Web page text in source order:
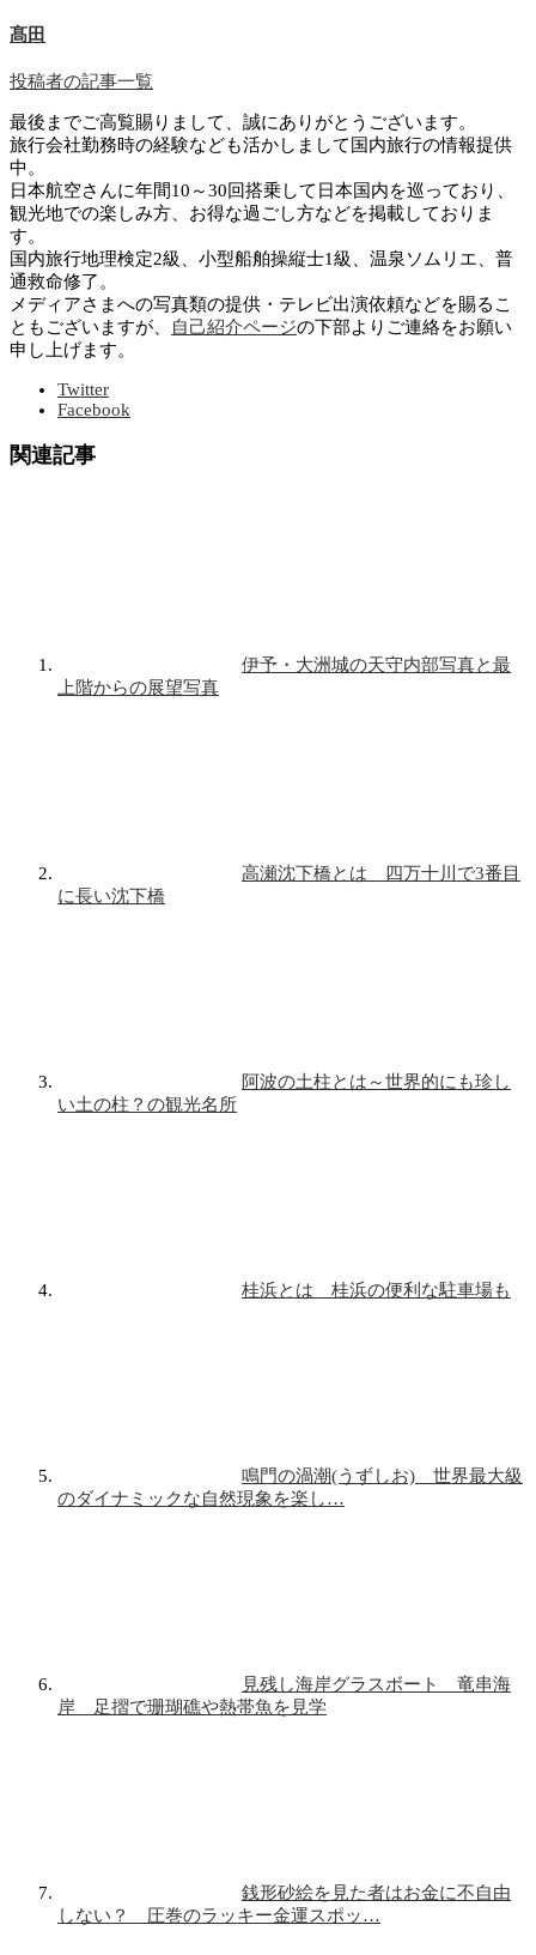
髙田
投稿者の記事一覧
最後までご高覧賜りまして、誠にありがとうございます。
旅行会社勤務時の経験なども活かしまして国内旅行の情報提供
中。
日本航空さんに年間10～30回搭乗して日本国内を巡っており、
観光地での楽しみ方、お得な過ごし方などを掲載しておりま
す。
国内旅行地理検定2級、小型船舶操縦士1級、温泉ソムリエ、普
通救命修了。
メディアさまへの写真類の提供・テレビ出演依頼などを賜るこ
ともございますが、
自己紹介ページの下部よりご連絡をお願い
申し上げます。
Twitter
Facebook
関連記事
伊予・大洲城の天守内部写真と最
上階からの展望写真
高瀬沈下橋とは 四万十川で3番目
に長い沈下橋
阿波の土柱とは～世界的にも珍し
い土の柱？の観光名所
桂浜とは 桂浜の便利な駐車場も
鳴門の渦潮(うずしお) 世界最大級
のダイナミックな自然現象を楽し…
見残し海岸グラスボート 竜串海
岸 足摺で珊瑚礁や熱帯魚を見学
銭形砂絵を見た者はお金に不自由
しない？ 圧巻のラッキー金運スポッ…